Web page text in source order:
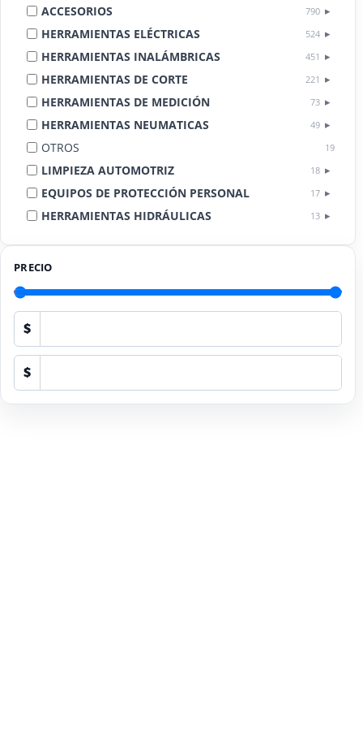
ACCESORIOS 790
HERRAMIENTAS ELÉCTRICAS 524
HERRAMIENTAS INALÁMBRICAS 451
HERRAMIENTAS DE CORTE 221
HERRAMIENTAS DE MEDICIÓN 73
HERRAMIENTAS NEUMATICAS 49
OTROS 19
LIMPIEZA AUTOMOTRIZ 18
EQUIPOS DE PROTECCIÓN PERSONAL 17
HERRAMIENTAS HIDRÁULICAS 13
PRECIO
$
$